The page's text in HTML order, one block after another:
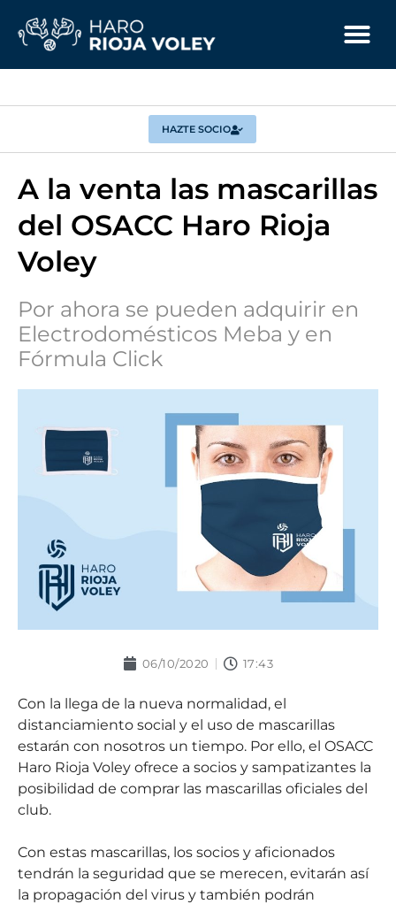
HAZTE SOCIO
A la venta las mascarillas
del OSACC Haro Rioja
Voley
Por ahora se pueden adquirir en
Electrodomésticos Meba y en
Fórmula Click
06/10/2020 17:43
Con la llega de la nueva normalidad, el
distanciamiento social y el uso de mascarillas
estarán con nosotros un tiempo. Por ello, el OSACC
Haro Rioja Voley ofrece a socios y sampatizantes la
posibilidad de comprar las mascarillas oficiales del
club.
Con estas mascarillas, los socios y aficionados
tendrán la seguridad que se merecen, evitarán así
la propagación del virus y también podrán